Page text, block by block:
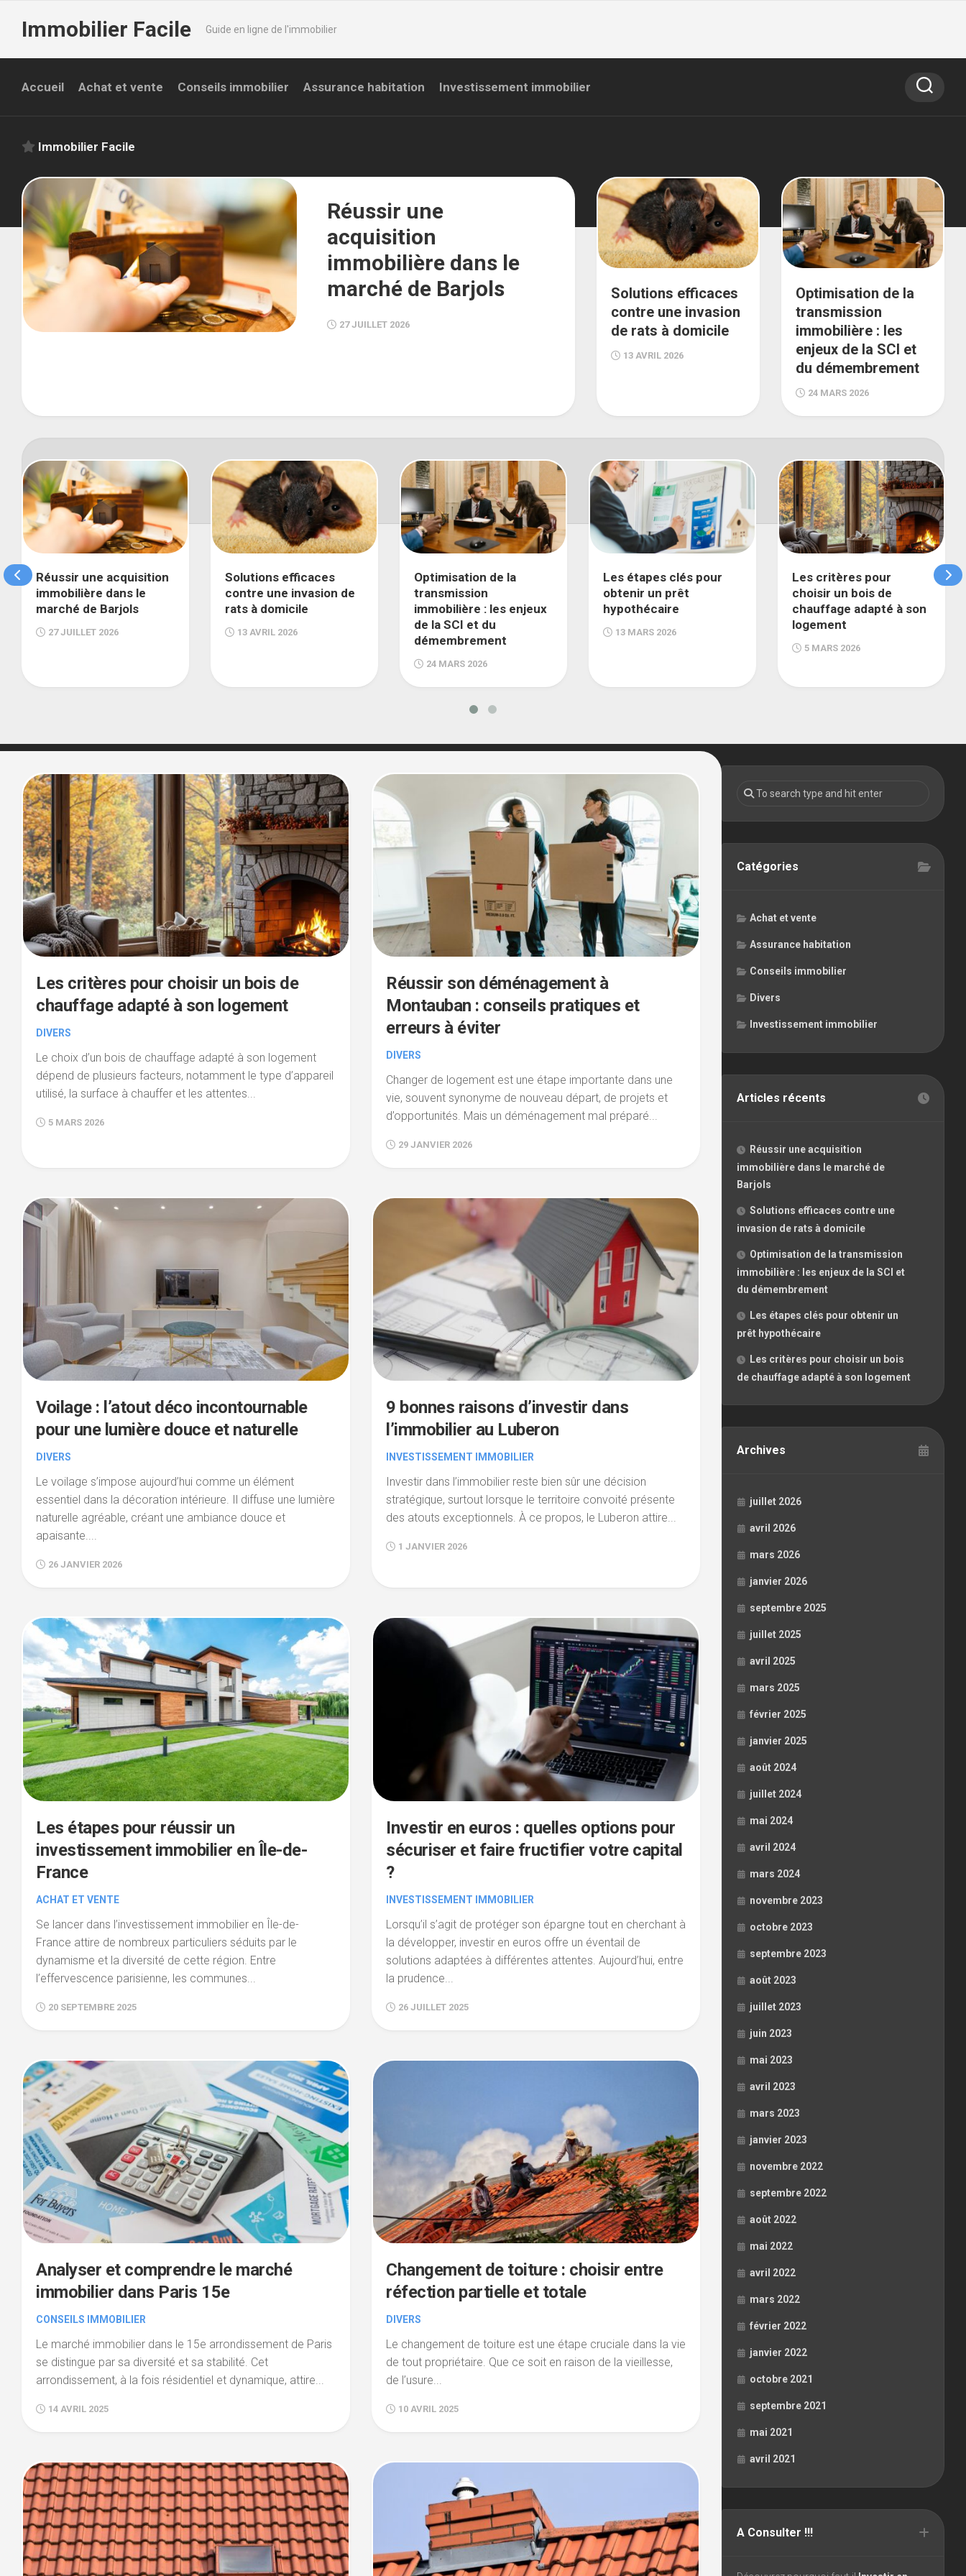
Immobilier Facile Guide en ligne de l'immobilier
Accueil Achat et vente Conseils immobilier Assurance habitation Investissement immobilier
Immobilier Facile
Réussir une
acquisition
immobilière dans le
marché de Barjols
27 JUILLET 2026
Solutions efficaces
contre une invasion
de rats à domicile
13 AVRIL 2026
Optimisation de la
transmission
immobilière : les
enjeux de la SCI et
du démembrement
24 MARS 2026
Réussir une acquisition
immobilière dans le
marché de Barjols
27 JUILLET 2026
Solutions efficaces
contre une invasion de
rats à domicile
13 AVRIL 2026
Optimisation de la
transmission
immobilière : les enjeux
de la SCI et du
démembrement
24 MARS 2026
Les étapes clés pour
obtenir un prêt
hypothécaire
13 MARS 2026
Les critères pour
choisir un bois de
chauffage adapté à son
logement
5 MARS 2026
Les critères pour choisir un bois de
chauffage adapté à son logement
DIVERS
Le choix d’un bois de chauffage adapté à son logement
dépend de plusieurs facteurs, notamment le type d’appareil
utilisé, la surface à chauffer et les attentes...
5 MARS 2026
Réussir son déménagement à
Montauban : conseils pratiques et
erreurs à éviter
DIVERS
Changer de logement est une étape importante dans une
vie, souvent synonyme de nouveau départ, de projets et
d’opportunités. Mais un déménagement mal préparé...
29 JANVIER 2026
Voilage : l’atout déco incontournable
pour une lumière douce et naturelle
DIVERS
Le voilage s’impose aujourd’hui comme un élément
essentiel dans la décoration intérieure. Il diffuse une lumière
naturelle agréable, créant une ambiance douce et
apaisante....
26 JANVIER 2026
9 bonnes raisons d’investir dans
l’immobilier au Luberon
INVESTISSEMENT IMMOBILIER
Investir dans l’immobilier reste bien sûr une décision
stratégique, surtout lorsque le territoire convoité présente
des atouts exceptionnels. À ce propos, le Luberon attire...
1 JANVIER 2026
Les étapes pour réussir un
investissement immobilier en Île-de-
France
ACHAT ET VENTE
Se lancer dans l’investissement immobilier en Île-de-
France attire de nombreux particuliers séduits par le
dynamisme et la diversité de cette région. Entre
l’effervescence parisienne, les communes...
20 SEPTEMBRE 2025
Investir en euros : quelles options pour
sécuriser et faire fructifier votre capital
?
INVESTISSEMENT IMMOBILIER
Lorsqu’il s’agit de protéger son épargne tout en cherchant à
la développer, investir en euros offre un éventail de
solutions adaptées à différentes attentes. Aujourd’hui, entre
la prudence...
26 JUILLET 2025
Analyser et comprendre le marché
immobilier dans Paris 15e
CONSEILS IMMOBILIER
Le marché immobilier dans le 15e arrondissement de Paris
se distingue par sa diversité et sa stabilité. Cet
arrondissement, à la fois résidentiel et dynamique, attire...
14 AVRIL 2025
Changement de toiture : choisir entre
réfection partielle et totale
DIVERS
Le changement de toiture est une étape cruciale dans la vie
de tout propriétaire. Que ce soit en raison de la vieillesse,
de l’usure...
10 AVRIL 2025
Catégories
Achat et vente
Assurance habitation
Conseils immobilier
Divers
Investissement immobilier
Articles récents
Réussir une acquisition
immobilière dans le marché de
Barjols
Solutions efficaces contre une
invasion de rats à domicile
Optimisation de la transmission
immobilière : les enjeux de la SCI et
du démembrement
Les étapes clés pour obtenir un
prêt hypothécaire
Les critères pour choisir un bois
de chauffage adapté à son logement
Archives
juillet 2026
avril 2026
mars 2026
janvier 2026
septembre 2025
juillet 2025
avril 2025
mars 2025
février 2025
janvier 2025
août 2024
juillet 2024
mai 2024
avril 2024
mars 2024
novembre 2023
octobre 2023
septembre 2023
août 2023
juillet 2023
juin 2023
mai 2023
avril 2023
mars 2023
janvier 2023
novembre 2022
septembre 2022
août 2022
mai 2022
avril 2022
mars 2022
février 2022
janvier 2022
octobre 2021
septembre 2021
mai 2021
avril 2021
A Consulter !!!